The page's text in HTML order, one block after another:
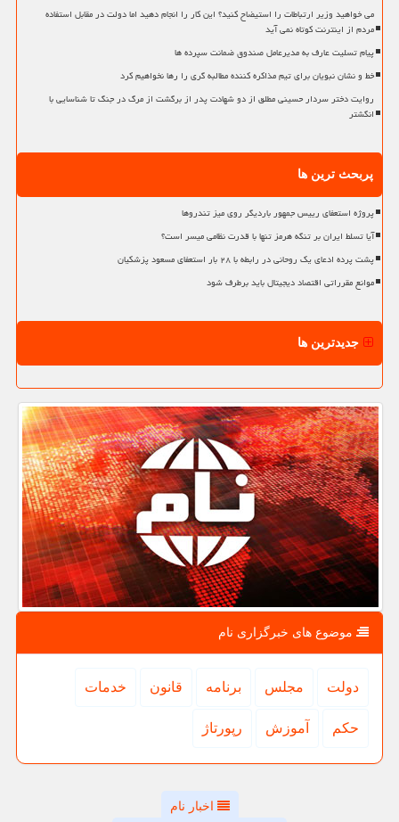
می خواهید وزیر ارتباطات را استیضاح کنید؟ این کار را انجام دهید اما دولت در مقابل استفاده
مردم از اینترنت کوتاه نمی آید
پیام تسلیت عارف به مدیرعامل صندوق ضمانت سپرده ها
خط و نشان نبویان برای تیم مذاکره کننده مطالبه گری را رها نخواهیم کرد
روایت دختر سردار حسینی مطلق از دو شهادت پدر از برگشت از مرگ در جنگ تا شناسایی با
انگشتر
پربحث ترین ها
پروژه استعفای رییس جمهور باردیگر روی میز تندروها
آیا تسلط ایران بر تنگه هرمز تنها با قدرت نظامی میسر است؟
پشت پرده ادعای یک روحانی در رابطه با ۲۸ بار استعفای مسعود پزشکیان
موانع مقرراتی اقتصاد دیجیتال باید برطرف شود
جدیدترین ها
موضوع های خبرگزاری نام
دولت مجلس برنامه قانون خدمات
حكم آموزش رپورتاژ
اخبار نام